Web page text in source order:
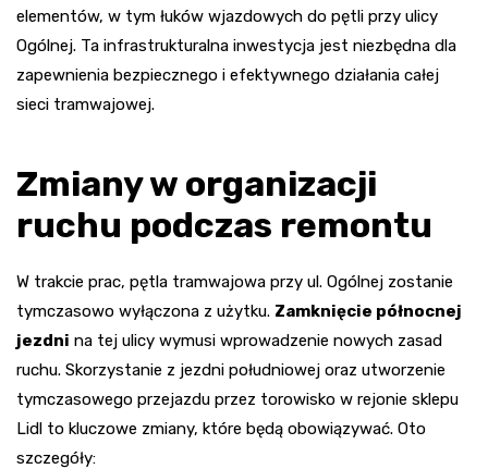
elementów, w tym łuków wjazdowych do pętli przy ulicy
Ogólnej. Ta infrastrukturalna inwestycja jest niezbędna dla
zapewnienia bezpiecznego i efektywnego działania całej
sieci tramwajowej.
Zmiany w organizacji
ruchu podczas remontu
W trakcie prac, pętla tramwajowa przy ul. Ogólnej zostanie
tymczasowo wyłączona z użytku. Zamknięcie północnej
jezdni na tej ulicy wymusi wprowadzenie nowych zasad
ruchu. Skorzystanie z jezdni południowej oraz utworzenie
tymczasowego przejazdu przez torowisko w rejonie sklepu
Lidl to kluczowe zmiany, które będą obowiązywać. Oto
szczegóły: